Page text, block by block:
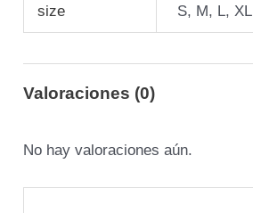
size S, M, L, XL
Valoraciones (0)
No hay valoraciones aún.